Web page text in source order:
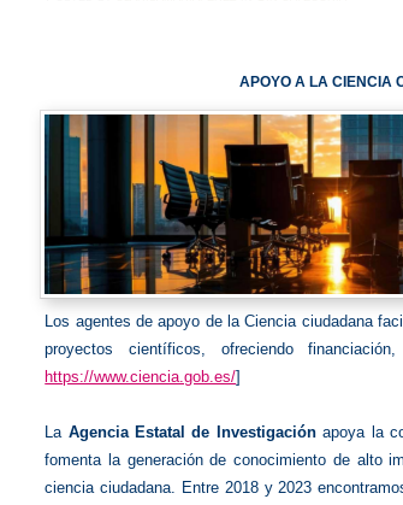
APOYO A LA CIENCIA
Los agentes de apoyo de la Ciencia ciudadana
proyectos científicos, ofreciendo
https://www.ciencia.gob.es/]
La Agencia Estatal de Investigaciónapoya la
fomenta la generación de conocimiento de alto
ciencia ciudadana. Entre 2018 y 2023